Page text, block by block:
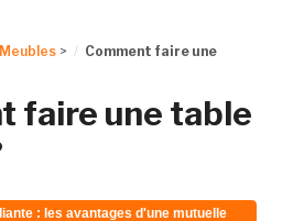
Meubles >
Comment faire une
faire une table